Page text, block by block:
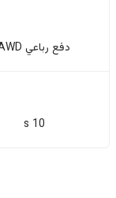
دفع رباعي AWD
10 s